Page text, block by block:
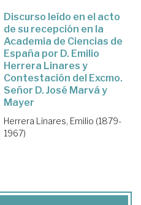
Discurso leído en el acto
de su recepción en la
Academia de Ciencias de
España por D. Emilio
Herrera Linares y
Contestación del Excmo.
Señor D. José Marvá y
Mayer
Herrera Linares, Emilio (1879-
1967)